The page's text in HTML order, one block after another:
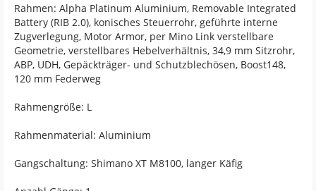
Rahmen: Alpha Platinum Aluminium, Removable Integrated
Battery (RIB 2.0), konisches Steuerrohr, geführte interne
Zugverlegung, Motor Armor, per Mino Link verstellbare
Geometrie, verstellbares Hebelverhältnis, 34,9 mm Sitzrohr,
ABP, UDH, Gepäckträger- und Schutzblechösen, Boost148,
120 mm Federweg
Rahmengröße: L
Rahmenmaterial: Aluminium
Gangschaltung: Shimano XT M8100, langer Käfig